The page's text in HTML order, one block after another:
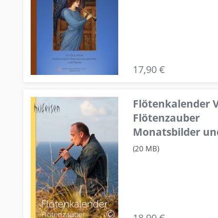
17,90 €
Flötenkalender
Flötenzauber
Monatsbilder
(20 MB)